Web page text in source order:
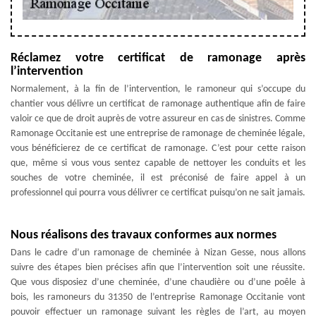
Réclamez votre certificat de ramonage après
l’intervention
Normalement, à la fin de l’intervention, le ramoneur qui s’occupe du
chantier vous délivre un certificat de ramonage authentique afin de faire
valoir ce que de droit auprès de votre assureur en cas de sinistres. Comme
Ramonage Occitanie est une entreprise de ramonage de cheminée légale,
vous bénéficierez de ce certificat de ramonage. C’est pour cette raison
que, même si vous vous sentez capable de nettoyer les conduits et les
souches de votre cheminée, il est préconisé de faire appel à un
professionnel qui pourra vous délivrer ce certificat puisqu’on ne sait jamais.
Nous réalisons des travaux conformes aux normes
Dans le cadre d’un ramonage de cheminée à Nizan Gesse, nous allons
suivre des étapes bien précises afin que l’intervention soit une réussite.
Que vous disposiez d’une cheminée, d’une chaudière ou d’une poêle à
bois, les ramoneurs du 31350 de l’entreprise Ramonage Occitanie vont
pouvoir effectuer un ramonage suivant les règles de l’art, au moyen